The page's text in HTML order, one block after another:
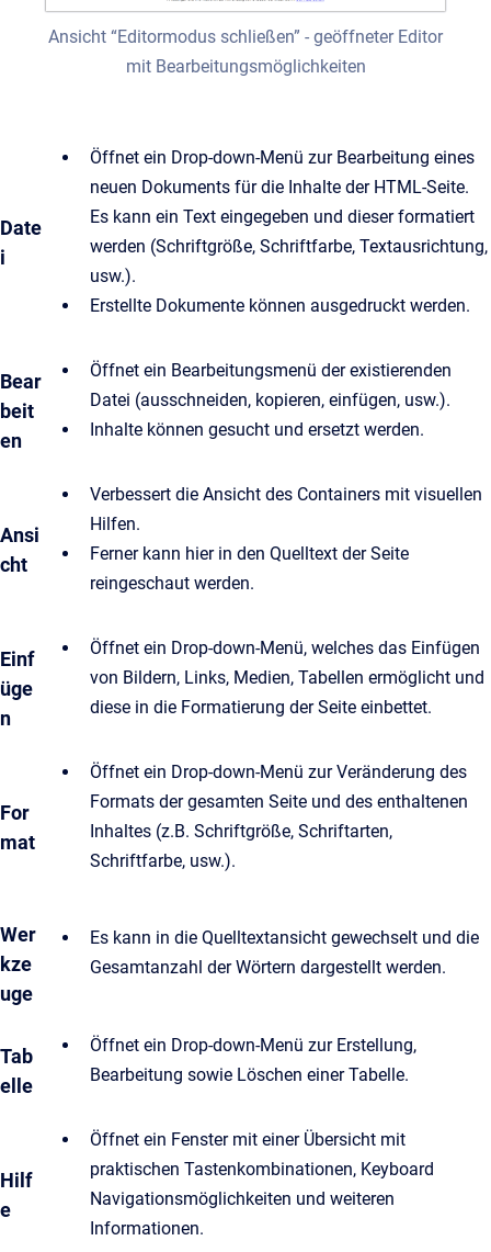
Ansicht “Editormodus schließen” - geöffneter Editor
mit Bearbeitungsmöglichkeiten
Date
i
Öffnet ein Drop-down-Menü zur Bearbeitung eines
neuen Dokuments für die Inhalte der HTML-Seite.
Es kann ein Text eingegeben und dieser formatiert
werden (Schriftgröße, Schriftfarbe, Textausrichtung,
usw.).
Erstellte Dokumente können ausgedruckt werden.
Bear
beit
en
Öffnet ein Bearbeitungsmenü der existierenden
Datei (ausschneiden, kopieren, einfügen, usw.).
Inhalte können gesucht und ersetzt werden.
Ansi
cht
Verbessert die Ansicht des Containers mit visuellen
Hilfen.
Ferner kann hier in den Quelltext der Seite
reingeschaut werden.
Einf
üge
n
Öffnet ein Drop-down-Menü, welches das Einfügen
von Bildern, Links, Medien, Tabellen ermöglicht und
diese in die Formatierung der Seite einbettet.
For
mat
Öffnet ein Drop-down-Menü zur Veränderung des
Formats der gesamten Seite und des enthaltenen
Inhaltes (z.B. Schriftgröße, Schriftarten,
Schriftfarbe, usw.).
Wer
kze
uge
Es kann in die Quelltextansicht gewechselt und die
Gesamtanzahl der Wörtern dargestellt werden.
Tab
elle
Öffnet ein Drop-down-Menü zur Erstellung,
Bearbeitung sowie Löschen einer Tabelle.
Hilf
e
Öffnet ein Fenster mit einer Übersicht mit
praktischen Tastenkombinationen, Keyboard
Navigationsmöglichkeiten und weiteren
Informationen.